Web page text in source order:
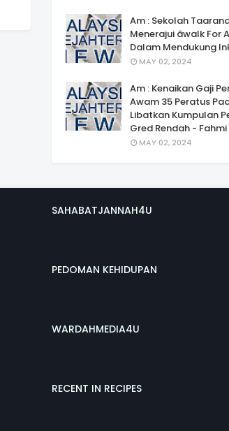
Am : Sekolah
Menerajui âwalk For
Dalam Mendukung
MAY 02, 2024
Am : Kenaikan Gaji
Awam 35 Peratus
Libatkan Kumpulan
Gred Rendah - Fahmi
MAY 02, 2024
SAHABATJANNAH4U
PEDOMAN KEHIDUPAN
WARDAHMEDIA4U
RECENT IN RECIPES